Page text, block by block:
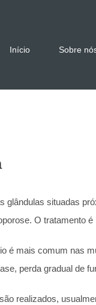
Início Sobre
glândulas situadas
O tratamento
é mais comum nas
perda gradual de
realizados,